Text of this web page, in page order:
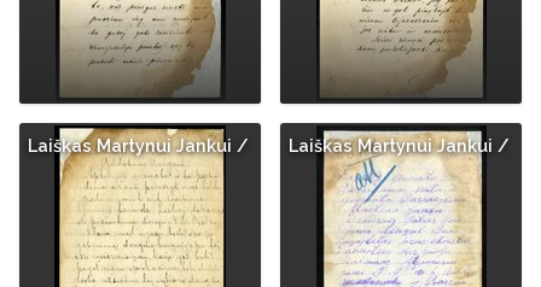
Laiškas Martynui Jankui / Laiškas Martynui Jankui /